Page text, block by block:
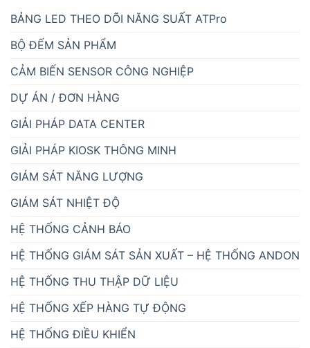
BẢNG LED THEO DÕI NĂNG SUẤT ATPro
BỘ ĐẾM SẢN PHẨM
CẢM BIẾN SENSOR CÔNG NGHIỆP
DỰ ÁN / ĐƠN HÀNG
GIẢI PHÁP DATA CENTER
GIẢI PHÁP KIOSK THÔNG MINH
GIÁM SÁT NĂNG LƯỢNG
GIÁM SÁT NHIỆT ĐỘ
HỆ THỐNG CẢNH BÁO
HỆ THỐNG GIÁM SÁT SẢN XUẤT – HỆ THỐNG ANDON
HỆ THỐNG THU THẬP DỮ LIỆU
HỆ THỐNG XẾP HÀNG TỰ ĐỘNG
HỆ THỐNG ĐIỀU KHIỂN